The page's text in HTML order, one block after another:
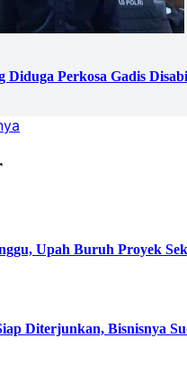
Diduga Perkosa Gadis
Upah Buruh Proyek
Diterjunkan, Bisnisnya